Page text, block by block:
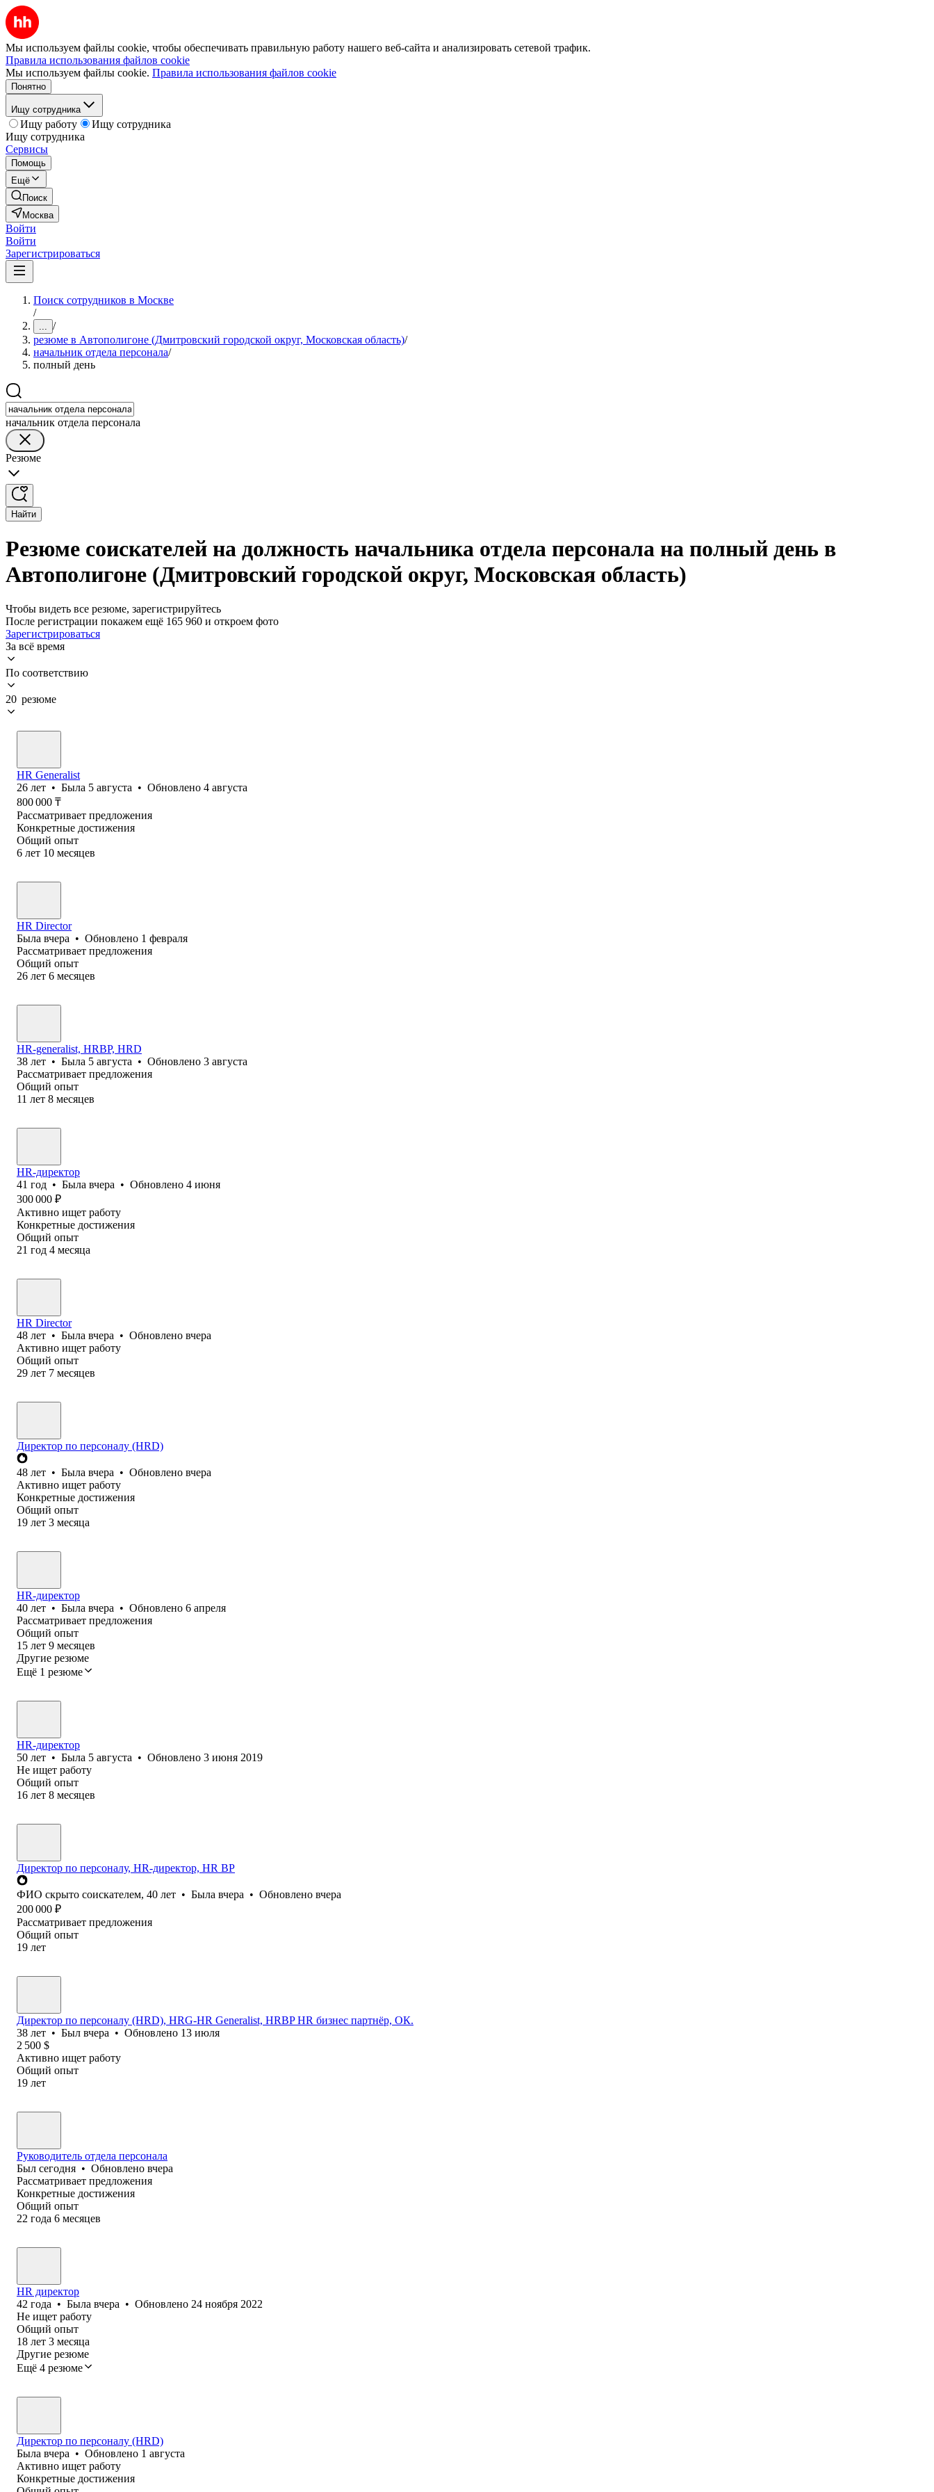
Мы используем файлы cookie, чтобы обеспечивать правильную работу нашего веб-сайта и анализировать сетевой трафик.
Правила использования файлов cookie
Мы используем файлы cookie. Правила использования файлов cookie
Понятно
Ищу сотрудника
Ищу работу
Ищу сотрудника
Ищу сотрудника
Сервисы
Помощь
Ещё
Поиск
Москва
Войти
Войти
Зарегистрироваться
Поиск сотрудников в Москве
/
... /
резюме в Автополигоне (Дмитровский городской округ, Московская область)/
начальник отдела персонала/
полный день
начальник отдела персонала
Резюме
Найти
Резюме соискателей на должность начальника отдела персонала на полный день в
Автополигоне (Дмитровский городской округ, Московская область)
Чтобы видеть все резюме, зарегистрируйтесь
После регистрации покажем ещё 165 960 и откроем фото
Зарегистрироваться
За всё время
По соответствию
20 резюме
HR Generalist
26 лет • Была 5 августа • Обновлено 4 августа
800 000 ₸
Рассматривает предложения
Конкретные достижения
Общий опыт
6 лет 10 месяцев
HR Director
Была вчера • Обновлено 1 февраля
Рассматривает предложения
Общий опыт
26 лет 6 месяцев
HR-generalist, HRBP, HRD
38 лет • Была 5 августа • Обновлено 3 августа
Рассматривает предложения
Общий опыт
11 лет 8 месяцев
HR-директор
41 год • Была вчера • Обновлено 4 июня
300 000 ₽
Активно ищет работу
Конкретные достижения
Общий опыт
21 год 4 месяца
HR Director
48 лет • Была вчера • Обновлено вчера
Активно ищет работу
Общий опыт
29 лет 7 месяцев
Директор по персоналу (HRD)
48 лет • Была вчера • Обновлено вчера
Активно ищет работу
Конкретные достижения
Общий опыт
19 лет 3 месяца
HR-директор
40 лет • Была вчера • Обновлено 6 апреля
Рассматривает предложения
Общий опыт
15 лет 9 месяцев
Другие резюме
Ещё 1 резюме
HR-директор
50 лет • Была 5 августа • Обновлено 3 июня 2019
Не ищет работу
Общий опыт
16 лет 8 месяцев
Директор по персоналу, HR-директор, HR BP
ФИО скрыто соискателем, 40 лет • Была вчера • Обновлено вчера
200 000 ₽
Рассматривает предложения
Общий опыт
19 лет
Директор по персоналу (HRD), HRG-HR Generalist, HRBP HR бизнес партнёр, ОК.
38 лет • Был вчера • Обновлено 13 июля
2 500 $
Активно ищет работу
Общий опыт
19 лет
Руководитель отдела персонала
Был сегодня • Обновлено вчера
Рассматривает предложения
Конкретные достижения
Общий опыт
22 года 6 месяцев
HR директор
42 года • Была вчера • Обновлено 24 ноября 2022
Не ищет работу
Общий опыт
18 лет 3 месяца
Другие резюме
Ещё 4 резюме
Директор по персоналу (HRD)
Была вчера • Обновлено 1 августа
Активно ищет работу
Конкретные достижения